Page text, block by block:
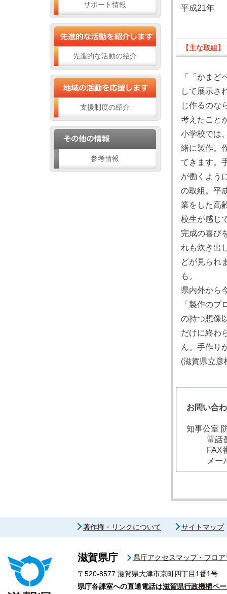
サポート情報
先進的な活動の紹介
支援制度の紹介
参考情報
平成21年
【主な取組】
「「かま
して展示さ
じ作るのな
考えたこと
小学校では
緒に製作。
てきます。
が働くよう
の取組。平
業をした高
校生が感じ
完成の喜び
れも炊き出
どが見られ
も。
県内外から
「製作の
の持つ想像
だけに終わ
ん。手作り
(滋賀県立彦
お問い合
知事公室
電話
FAX
メー
著作権・リンクについて サイトマップ
滋賀県庁
県庁アクセスマップ・フロ
〒520-8577 滋賀県大津市京町四丁目1番1号
県庁各課室への直通電話は滋賀県行政機構ペ